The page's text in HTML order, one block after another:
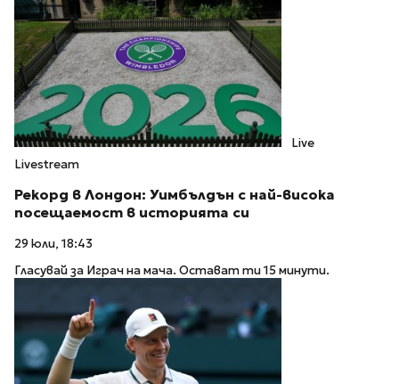
Live
Livestream
Рекорд в Лондон: Уимбълдън с най-висока
посещаемост в историята си
29 юли, 18:43
Гласувай за Играч на мача. Остават ти 15 минути.